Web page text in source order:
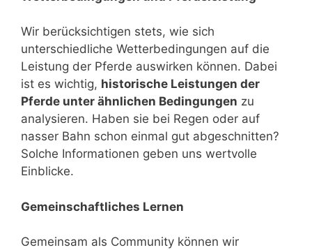
Wir berücksichtigen stets, wie sich
unterschiedliche Wetterbedingungen auf die
Leistung der Pferde auswirken können. Dabei
ist es wichtig, historische Leistungen der
Pferde unter ähnlichen Bedingungen zu
analysieren. Haben sie bei Regen oder auf
nasser Bahn schon einmal gut abgeschnitten?
Solche Informationen geben uns wertvolle
Einblicke.
Gemeinschaftliches Lernen
Gemeinsam als Community können wir